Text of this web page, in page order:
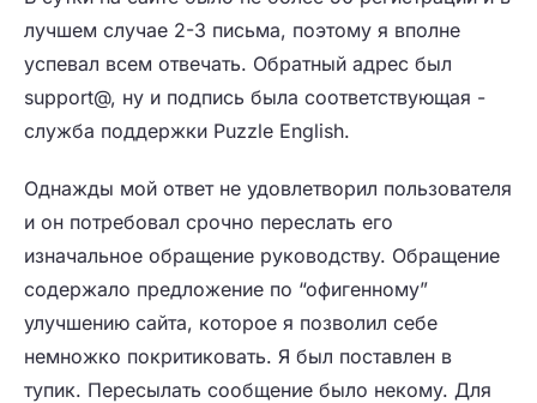
лучшем случае 2-3 письма, поэтому я вполне
успевал всем отвечать. Обратный адрес был
support@, ну и подпись была соответствующая -
служба поддержки Puzzle English.
Однажды мой ответ не удовлетворил пользователя
и он потребовал срочно переслать его
изначальное обращение руководству. Обращение
содержало предложение по “офигенному”
улучшению сайта, которое я позволил себе
немножко покритиковать. Я был поставлен в
тупик. Пересылать сообщение было некому. Для